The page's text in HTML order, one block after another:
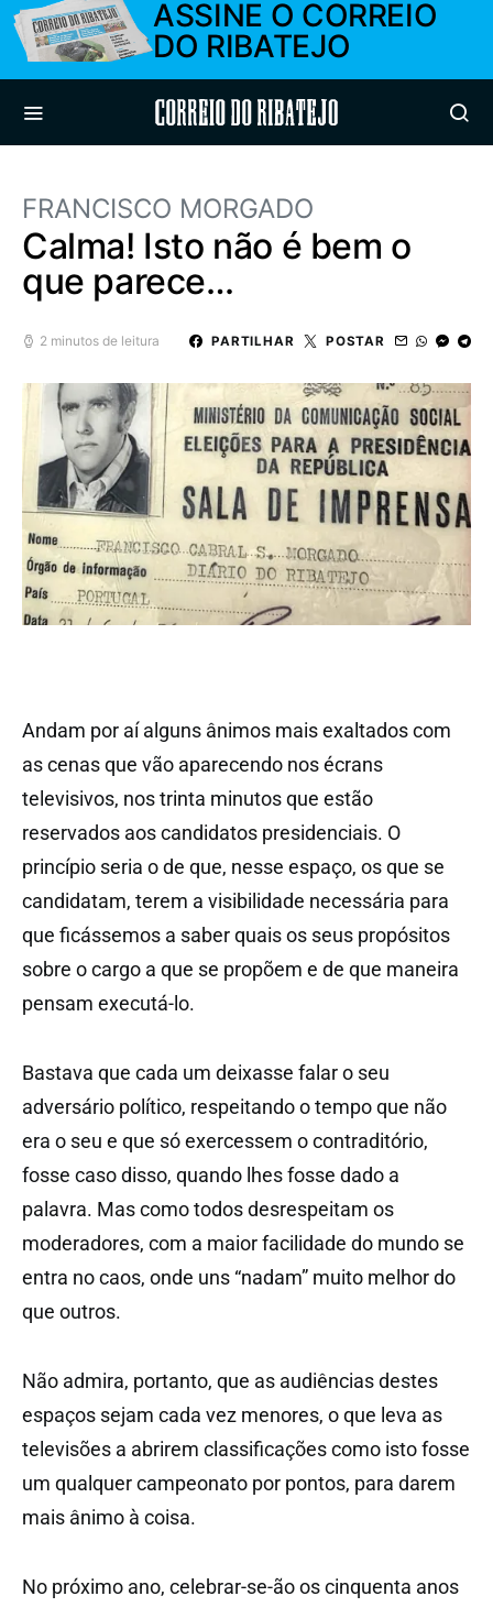
ASSINE O CORREIO
DO RIBATEJO
Correio do Ribatejo
FRANCISCO MORGADO
Calma! Isto não é bem o
que parece…
2 minutos de leitura PARTILHAR POSTAR
Andam por aí alguns ânimos mais exaltados com
as cenas que vão aparecendo nos écrans
televisivos, nos trinta minutos que estão
reservados aos candidatos presidenciais. O
princípio seria o de que, nesse espaço, os que se
candidatam, terem a visibilidade necessária para
que ficássemos a saber quais os seus propósitos
sobre o cargo a que se propõem e de que maneira
pensam executá-lo.
Bastava que cada um deixasse falar o seu
adversário político, respeitando o tempo que não
era o seu e que só exercessem o contraditório,
fosse caso disso, quando lhes fosse dado a
palavra. Mas como todos desrespeitam os
moderadores, com a maior facilidade do mundo se
entra no caos, onde uns “nadam” muito melhor do
que outros.
Não admira, portanto, que as audiências destes
espaços sejam cada vez menores, o que leva as
televisões a abrirem classificações como isto fosse
um qualquer campeonato por pontos, para darem
mais ânimo à coisa.
No próximo ano, celebrar-se-ão os cinquenta anos